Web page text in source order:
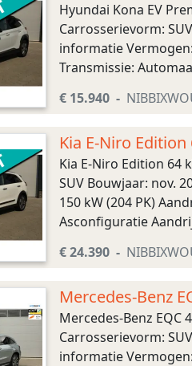
Hyundai Kona EV
Carrosserievorm:
informatie
Transmissie:
€ 15.940
Kia E-Niro
Kia E-Niro Edition 64
SUV Bouwjaar: nov.
150 kW (204 PK)
Asconfiguratie
€ 24.390
Mercedes-Benz
Mercedes-Benz
Carrosserievorm:
informatie